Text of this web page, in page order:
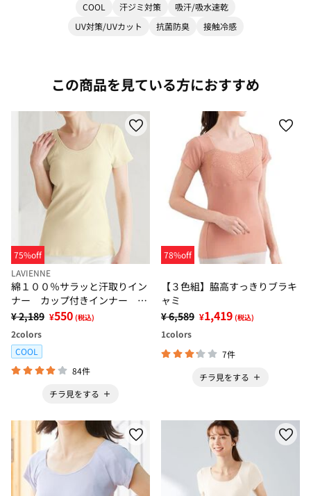
COOL 汗ジミ対策
吸汗/吸水速乾
UV対策/UVカット
抗菌防臭 接触冷感
この商品を見ている方におすすめ
75%off
LAVIENNE
綿１００％サラッと汗取りイン
ナー カップ付きインナー 半
袖＜ラヴィクールナチュラル＞
¥ 2,189 ¥550 (税込)
2colors
COOL
84件
チラ見をする
78%off
【３色組】脇高すっきりブラキ
ャミ
¥ 6,589 ¥1,419 (税込)
1colors
7件
チラ見をする